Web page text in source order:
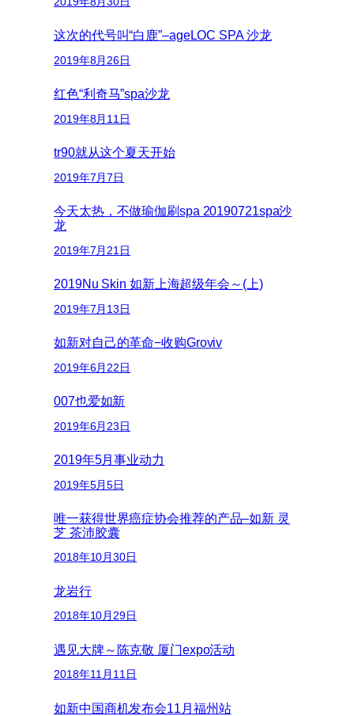
这次的代号叫“白鹿”–ageLOC SPA 沙龙
2019年8月26日
红色“利奇马”spa沙龙
2019年8月11日
tr90就从这个夏天开始
2019年7月7日
今天太热，不做瑜伽刷spa 20190721spa沙
龙
2019年7月21日
2019Nu Skin 如新上海超级年会～(上)
2019年7月13日
如新对自己的革命−收购Groviv
2019年6月22日
007也爱如新
2019年6月23日
2019年5月事业动力
2019年5月5日
唯一获得世界癌症协会推荐的产品–如新 灵
芝 茶沛胶囊
2018年10月30日
龙岩行
2018年10月29日
遇见大牌～陈克敬 厦门expo活动
2018年11月11日
如新中国商机发布会11月福州站